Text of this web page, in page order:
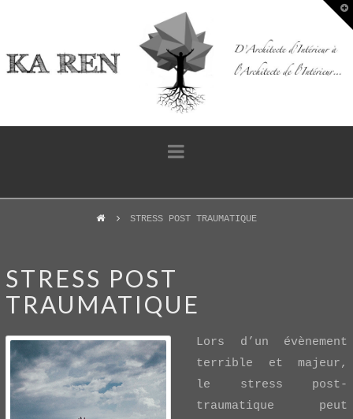
Navigation
STRESS POST TRAUMATIQUE
STRESS POST
TRAUMATIQUE
Lors d’un évènement
terrible et majeur,
le stress post-
traumatique peut